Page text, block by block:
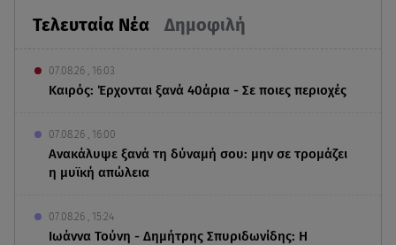
Τελευταία Νέα Δημοφιλή
07.08.26 , 16:03
Καιρός: Έρχονται ξανά 40άρια - Σε ποιες περιοχές
07.08.26 , 16:00
Ανακάλυψε ξανά τη δύναμή σου: μην σε τρομάζει
η μυϊκή απώλεια
07.08.26 , 15:24
Ιωάννα Τούνη - Δημήτρης Σπυριδωνίδης: Η